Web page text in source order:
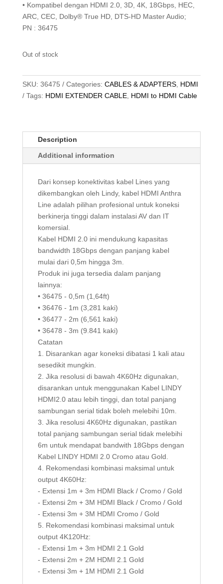
• Kompatibel dengan HDMI 2.0, 3D, 4K, 18Gbps, HEC,
ARC, CEC, Dolby® True HD, DTS-HD Master Audio;
PN : 36475
Out of stock
SKU: 36475 Categories: CABLES & ADAPTERS, HDMI
Tags: HDMI EXTENDER CABLE, HDMI to HDMI Cable
Description
Additional information
Dari konsep konektivitas kabel Lines yang
dikembangkan oleh Lindy, kabel HDMI Anthra
Line adalah pilihan profesional untuk koneksi
berkinerja tinggi dalam instalasi AV dan IT
komersial.
Kabel HDMI 2.0 ini mendukung kapasitas
bandwidth 18Gbps dengan panjang kabel
mulai dari 0,5m hingga 3m.
Produk ini juga tersedia dalam panjang
lainnya:
• 36475 - 0,5m (1,64ft)
• 36476 - 1m (3,281 kaki)
• 36477 - 2m (6,561 kaki)
• 36478 - 3m (9.841 kaki)
Catatan
1. Disarankan agar koneksi dibatasi 1 kali atau
sesedikit mungkin.
2. Jika resolusi di bawah 4K60Hz digunakan,
disarankan untuk menggunakan Kabel LINDY
HDMI2.0 atau lebih tinggi, dan total panjang
sambungan serial tidak boleh melebihi 10m.
3. Jika resolusi 4K60Hz digunakan, pastikan
total panjang sambungan serial tidak melebihi
6m untuk mendapat bandwith 18Gbps dengan
Kabel LINDY HDMI 2.0 Cromo atau Gold.
4. Rekomendasi kombinasi maksimal untuk
output 4K60Hz:
- Extensi 1m + 3m HDMI Black / Cromo / Gold
- Extensi 2m + 3M HDMI Black / Cromo / Gold
- Extensi 3m + 3M HDMI Cromo / Gold
5. Rekomendasi kombinasi maksimal untuk
output 4K120Hz:
- Extensi 1m + 3m HDMI 2.1 Gold
- Extensi 2m + 2M HDMI 2.1 Gold
- Extensi 3m + 1M HDMI 2.1 Gold